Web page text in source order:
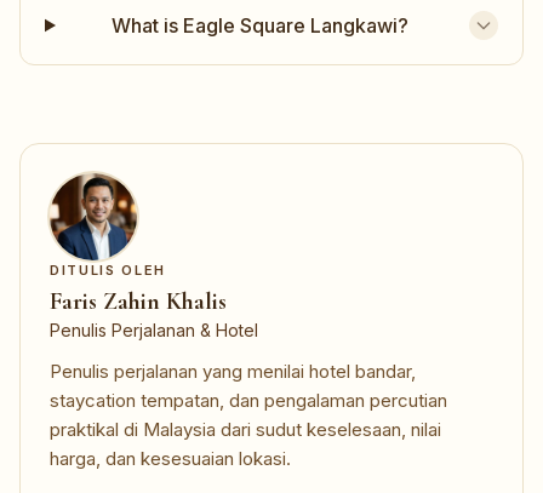
What is Eagle Square Langkawi?
DITULIS OLEH
Faris Zahin Khalis
Penulis Perjalanan & Hotel
Penulis perjalanan yang menilai hotel bandar,
staycation tempatan, dan pengalaman percutian
praktikal di Malaysia dari sudut keselesaan, nilai
harga, dan kesesuaian lokasi.